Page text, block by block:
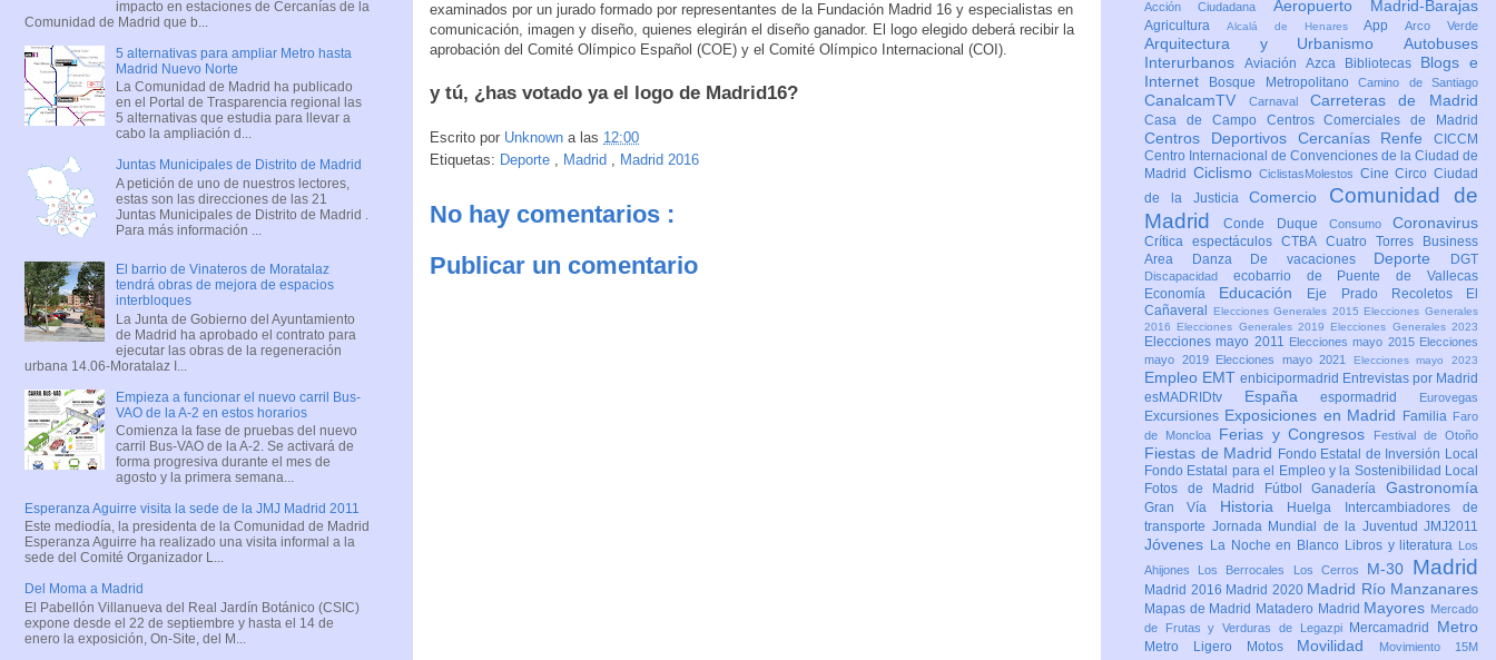
examinados por un jurado formado por representantes de la Fundación Madrid 16 y especialistas en
comunicación, imagen y diseño, quienes elegirán el diseño ganador. El logo elegido deberá recibir la
aprobación del Comité Olímpico Español (COE) y el Comité Olímpico Internacional (COI).
y tú, ¿has votado ya el logo de Madrid16?
Escrito por Unknown a las 12:00
Etiquetas: Deporte , Madrid , Madrid 2016
No hay comentarios :
Publicar un comentario
impacto en estaciones de Cercanías de la
Comunidad de Madrid que b...
5 alternativas para ampliar Metro hasta
Madrid Nuevo Norte
La Comunidad de Madrid ha publicado
en el Portal de Trasparencia regional las
5 alternativas que estudia para llevar a
cabo la ampliación d...
Juntas Municipales de Distrito de Madrid
A petición de uno de nuestros lectores,
estas son las direcciones de las 21
Juntas Municipales de Distrito de Madrid .
Para más información ...
El barrio de Vinateros de Moratalaz
tendrá obras de mejora de espacios
interbloques
La Junta de Gobierno del Ayuntamiento
de Madrid ha aprobado el contrato para
ejecutar las obras de la regeneración
urbana 14.06-Moratalaz I...
Empieza a funcionar el nuevo carril Bus-
VAO de la A-2 en estos horarios
Comienza la fase de pruebas del nuevo
carril Bus-VAO de la A-2. Se activará de
forma progresiva durante el mes de
agosto y la primera semana...
Esperanza Aguirre visita la sede de la JMJ Madrid 2011
Este mediodía, la presidenta de la Comunidad de Madrid
Esperanza Aguirre ha realizado una visita informal a la
sede del Comité Organizador L...
Del Moma a Madrid
El Pabellón Villanueva del Real Jardín Botánico (CSIC)
expone desde el 22 de septiembre y hasta el 14 de
enero la exposición, On-Site, del M...
Acción Ciudadana Aeropuerto Madrid-Barajas
Agricultura Alcalá de HenaresAppArco Verde
Arquitectura y Urbanismo Autobuses
Interurbanos Aviación Azca Bibliotecas Blogs e
Internet
Bosque MetropolitanoCamino de Santiago
CanalcamTV Carnaval Carreteras de Madrid
Casa de Campo Centros Comerciales de Madrid
Centros Deportivos Cercanías Renfe CICCM
Centro Internacional de Convenciones de la Ciudad de
Madrid CiclismoCiclistasMolestos CineCircoCiudad
de la JusticiaComercio Comunidad de
MadridConde Duque Consumo Coronavirus
Crítica espectáculosCTBA Cuatro Torres Business
Area
Danza De vacaciones Deporte DGT
Discapacidad ecobarrio de Puente de Vallecas
Economía Educación Eje Prado Recoletos
El
Cañaveral
Elecciones Generales 2015 Elecciones Generales
2016 Elecciones Generales 2019 Elecciones Generales 2023
Elecciones mayo 2011 Elecciones mayo 2015 Elecciones
mayo 2019
Elecciones mayo 2021 Elecciones mayo 2023
Empleo EMT enbicipormadrid Entrevistas por Madrid
esMADRIDtv Españaespormadrid Eurovegas
Excursiones Exposiciones en Madrid Familia Faro
de Moncloa
Ferias y Congresos Festival de Otoño
Fiestas de Madrid Fondo Estatal de Inversión Local
Fondo Estatal para el Empleo y la Sostenibilidad Local
Fotos de Madrid
FútbolGanaderíaGastronomía
Gran Vía Historia Huelga
Intercambiadores de
transporte Jornada Mundial de la Juventud JMJ2011
Jóvenes La Noche en Blanco Libros y literatura
Los
Ahijones
Los Berrocales Los Cerros M-30 Madrid
Madrid 2016 Madrid 2020 Madrid Río Manzanares
Mapas de Madrid Matadero Madrid Mayores Mercado
de Frutas y Verduras de Legazpi
Mercamadrid Metro
Metro Ligero Motos Movilidad Movimiento 15M